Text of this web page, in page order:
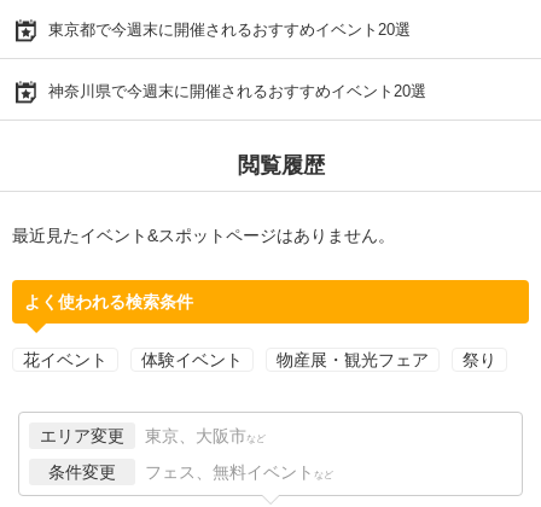
東京都で今週末に開催されるおすすめイベント20選
神奈川県で今週末に開催されるおすすめイベント20選
閲覧履歴
最近見たイベント&スポットページはありません。
よく使われる検索条件
花イベント 体験イベント 物産展・観光フェア 祭り
エリア変更 東京、大阪市 など
条件変更 フェス、無料イベント など